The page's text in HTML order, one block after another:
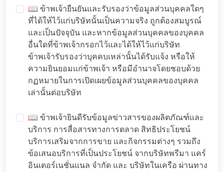
📖 ข้าพเจ้ายืนยันและรับรองว่าข้อมูลส่วนบุคคลใดๆ
ที่ได้ให้ไว้แก่บริษัทนั้นเป็นความจริง ถูกต้องสมบูรณ์
และเป็นปัจจุบัน และหากข้อมูลส่วนบุคคลของบุคคล
อื่นใดที่ข้าพเจ้ากรอกไว้และได้ให้ไว้แก่บริษัท
ข้าพเจ้ารับรองว่าบุคคบเหล่านั้นได้รับแจ้ง หรือให้
ความยินยอมแก่ข้าพเจ้า หรือมีอำนาจโดยชอบด้วย
กฏหมายในการเปิดเผยข้อมูลส่วนบุคคลของบุคคล
เล่านั้นต่อบริษัท
📖 ข้าพเจ้ายินดีรับข้อมูลข่าวสารของผลิตภัณฑ์และ
บริการ การสื่อสารทางการตลาด สิทธิประโยชน์
บริการเสริมจากการขาย และกิจกรรมต่างๆ รวมถึง
ข้อเสนอบริการที่เป็นประโยชน์ จากบริษัทพรีมา แคร์
อินเตอร์เนชั่นแนล จำกัด และ บริษัทในเครือ ผ่านทาง